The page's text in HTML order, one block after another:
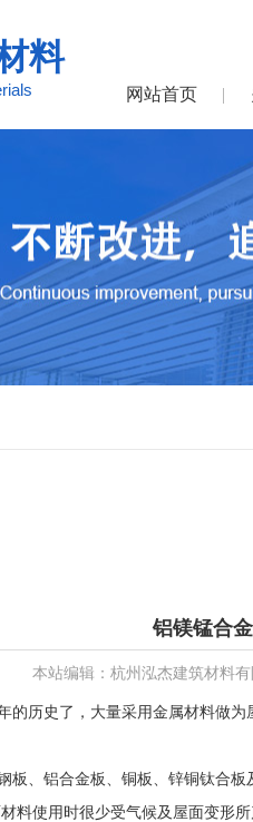
料
网站首页
铝镁锰合
本站编辑：杭州泓杰建筑材料有
的历史了，大量采用金属材料做
板、铝合金板、铜板、锌铜钛合
料使用时很少受气候及屋面变形